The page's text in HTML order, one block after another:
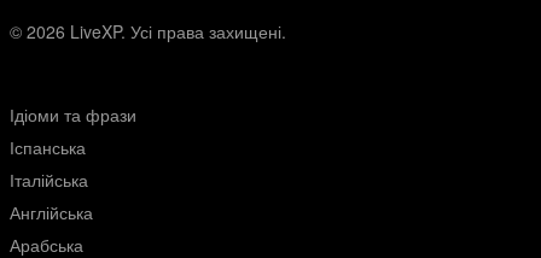
© 2026 LiveXP. Усі права захищені.
Ідіоми та фрази
Іспанська
Італійська
Англійська
Арабська